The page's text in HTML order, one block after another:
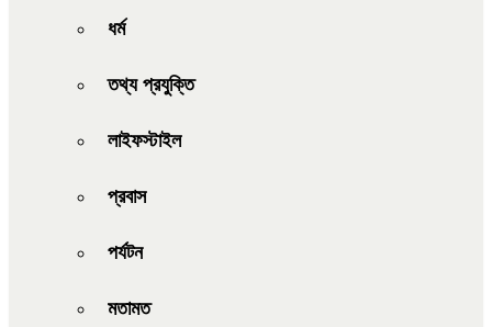
ধর্ম
তথ্য প্রযুক্তি
লাইফস্টাইল
প্রবাস
পর্যটন
মতামত